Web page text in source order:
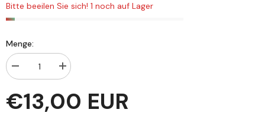
Bitte beeilen Sie sich! 1 noch auf Lager
Menge:
verringern
Keşful
Burhan
Menge
erhöhen
Keşful
Burhan
€13,00 EUR